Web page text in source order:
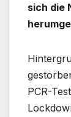
sich die
PCR-